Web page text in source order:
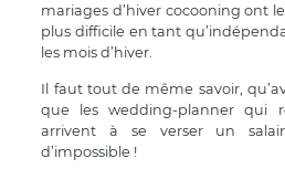
mariages d’hiver cocooning ont
plus difficile en tant
les mois d’hiver.
Il faut tout de même savoir,
que les wedding-planner qui
arrivent à se verser un
d’impossible !